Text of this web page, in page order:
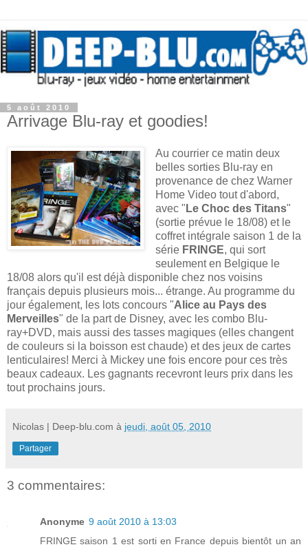
5 août 2010
Arrivage Blu-ray et goodies!
Au courrier ce matin deux
belles sorties Blu-ray en
provenance de chez Warner
Home Video tout d'abord,
avec " Le Choc des Titans"
(sortie prévue le 18/08) et le
coffret intégrale saison 1 de la
série FRINGE, qui sort
seulement en Belgique le
18/08 alors qu'il est déjà disponible chez nos voisins
français depuis plusieurs mois... étrange. Au programme du
jour également, les lots concours "Alice au Pays des
Merveilles" de la part de Disney, avec les combo Blu-
ray+DVD, mais aussi des tasses magiques (elles changent
de couleurs si la boisson est chaude) et des jeux de cartes
lenticulaires! Merci à Mickey une fois encore pour ces très
beaux cadeaux. Les gagnants recevront leurs prix dans les
tout prochains jours.
Nicolas | Deep-blu.com à jeudi, août 05, 2010
Partager
3 commentaires:
Anonyme 9 août 2010 à 13:03
FRINGE saison 1 est sorti en France depuis bientôt un an